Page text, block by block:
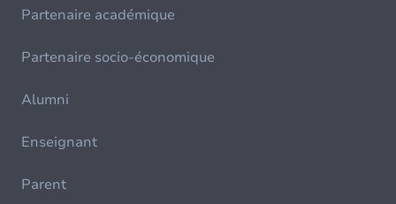
Partenaire académique
Partenaire socio-économique
Alumni
Enseignant
Parent